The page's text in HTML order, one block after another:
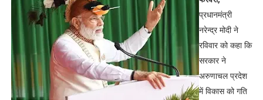
प्रधानमंत्री
नरेन्द्र मोदी ने
रविवार को कहा कि
सरकार ने
अरुणाचल प्रदेश
में विकास को गति